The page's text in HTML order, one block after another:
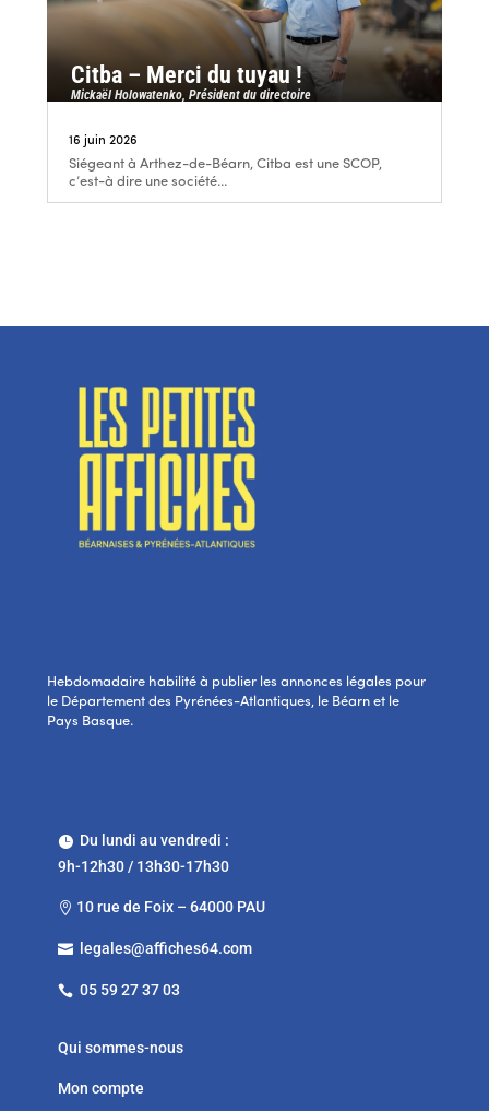
Citba – Merci du tuyau !
Mickaël Holowatenko, Président du directoire
16 juin 2026
Siégeant à Arthez-de-Béarn, Citba est une SCOP,
c’est-à dire une société...
Hebdomadaire habilité à publier les annonces légales pour
le Département des Pyrénées-Atlantiques, le Béarn et le
Pays Basque.
Du lundi au vendredi :
9h-12h30 / 13h30-17h30
 10 rue de Foix – 64000 PAU
 legales@affiches64.com
 05 59 27 37 03
Qui sommes-nous
Mon compte